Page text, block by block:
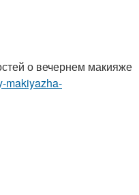
о вечернем макияже
makiyazha-